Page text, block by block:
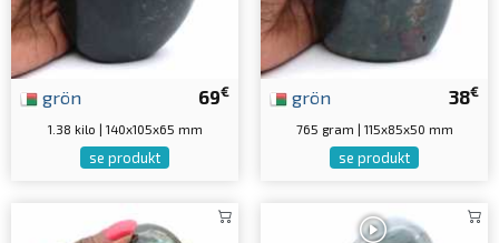
69€
grön
1.38 kilo | 140x105x65 mm
se produkt
38€
grön
765 gram | 115x85x50 mm
se produkt